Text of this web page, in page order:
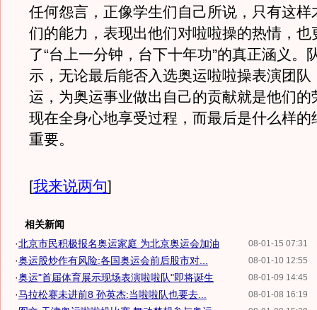
任何怨言，正像学生们自己所说，只有这样
们的能力，表现出他们对啦啦操的热情，也
了“台上一分钟，台下十年功”的真正涵义。
示，无论最后能否入选奥运啦啦操表演团队
运，为奥运事业做出自己的贡献就是他们的
现在全身心地享受过程，而最后是什么样的
重要。
[我来说两句]
相关新闻
08-01-15 07:31
·北京市民积极报名奥运家庭 为北京奥运会加油
08-01-10 12:55
·奥运股炒作有风险:各国奥运会前后股市对...
08-01-09 14:45
·奥运"首届体育展示现场表演啦啦队"即将诞生
08-01-08 16:19
·马拉松赛未进前8 孙英杰:当啦啦队也要去...